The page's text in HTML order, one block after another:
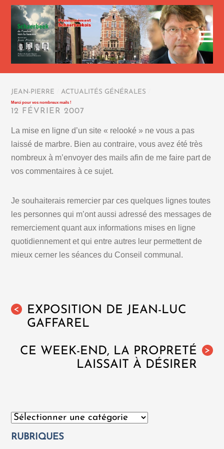
JEAN-PIERRE ACTUALITÉS GÉNÉRALES
Merci pour vos nombreux mails !
12 FÉVRIER 2007
La mise en ligne d’un site « relooké » ne vous a pas
laissé de marbre. Bien au contraire, vous avez été très
nombreux à m’envoyer des mails afin de me faire part de
vos commentaires à ce sujet.
Je souhaiterais remercier par ces quelques lignes toutes
les personnes qui m’ont aussi adressé des messages de
remerciement quant aux informations mises en ligne
quotidiennement et qui entre autres leur permettent de
mieux cerner les séances du Conseil communal.
<
EXPOSITION DE JEAN-LUC
GAFFAREL
>
CE WEEK-END, LA PROPRETÉ
LAISSAIT À DÉSIRER
Catégories
RUBRIQUES